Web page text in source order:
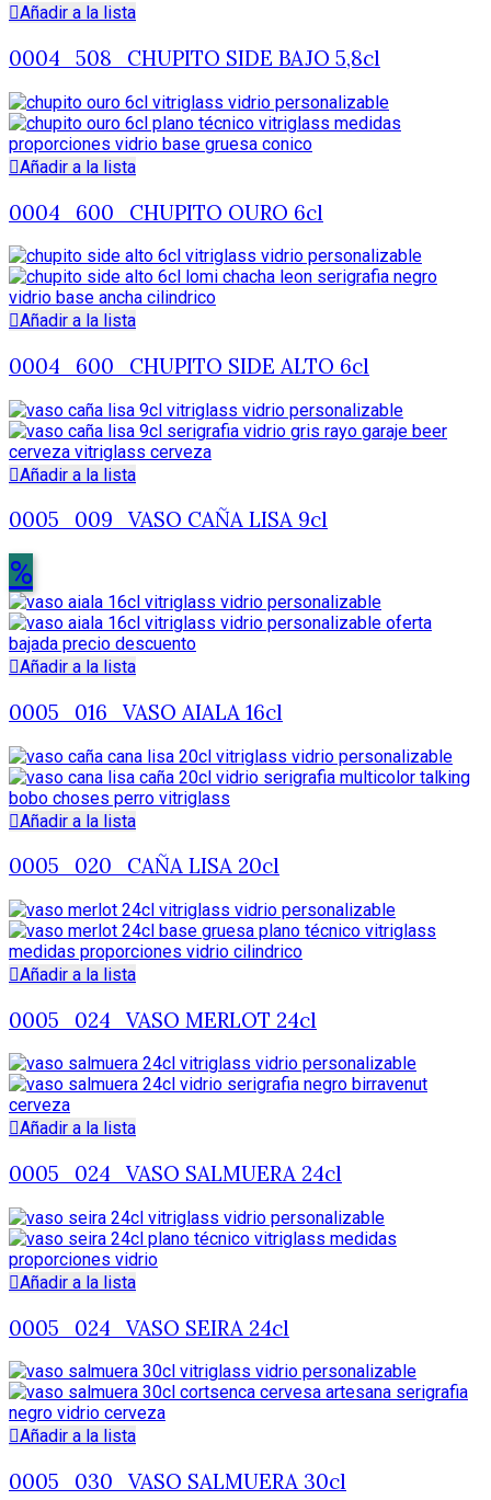
Añadir a la lista
0004_508_CHUPITO SIDE BAJO 5,8cl
Añadir a la lista
0004_600_CHUPITO OURO 6cl
Añadir a la lista
0004_600_CHUPITO SIDE ALTO 6cl
Añadir a la lista
0005_009_VASO CAÑA LISA 9cl
%
Añadir a la lista
0005_016_VASO AIALA 16cl
Añadir a la lista
0005_020_CAÑA LISA 20cl
Añadir a la lista
0005_024_VASO MERLOT 24cl
Añadir a la lista
0005_024_VASO SALMUERA 24cl
Añadir a la lista
0005_024_VASO SEIRA 24cl
Añadir a la lista
0005_030_VASO SALMUERA 30cl